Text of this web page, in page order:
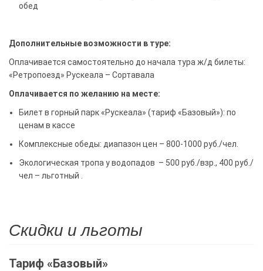
обед
Дополнительные возможности в туре:
Оплачивается самостоятельно до начала тура ж/д билеты:
«Ретропоезд» Рускеала – Сортавала
Оплачивается по желанию на месте:
Билет в горный парк «Рускеала» (тариф «Базовый»): по
ценам в кассе
Комплексные обеды: диапазон цен – 800-1000 руб./чел.
Экологическая тропа у водопадов – 500 руб./взр., 400 руб./
чел – льготный .
Скидки и льготы
Тариф «Базовый»